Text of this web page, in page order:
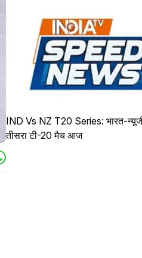
IND Vs NZ T20 Series: भारत-
तीसरा टी-20 मैच आज